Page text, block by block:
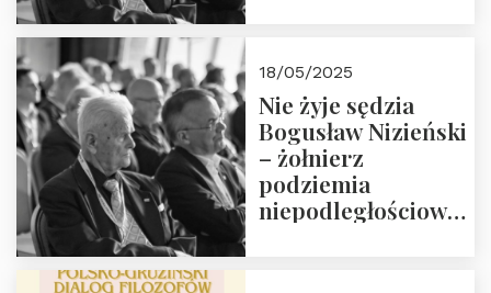
18/05/2025
Nie żyje sędzia
Bogusław Nizieński
– żołnierz
podziemia
niepodległościowego